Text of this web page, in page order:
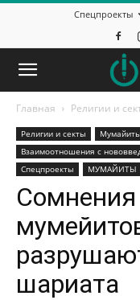
Спецпроекты
Главная Религии и
Религии и секты Mумайиты
Взаимоотношения с
Спецпроекты
МУМАЙИТЫ
шариата